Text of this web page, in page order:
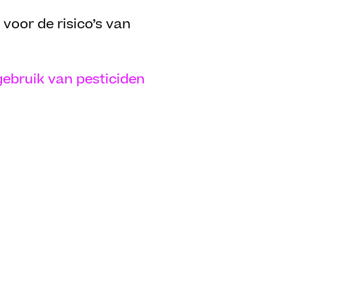
de risico’s van
van pesticiden